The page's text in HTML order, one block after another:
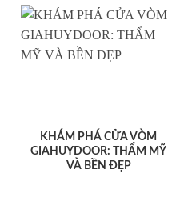
KHÁM PHÁ CỬA VÒM
GIAHUYDOOR: THẨM MỸ
VÀ BỀN ĐẸP